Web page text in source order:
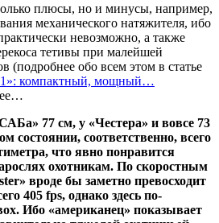
плюсы, но и минусы, например,
механического натяжителя, ибо
невозможно, а также
тетивы при малейшей
(подробнее обо всем этом в статье
1»: компактный, мощный…
77 см, у «Честера» и вовсе 73
состоянии, соответственно, всего
что явно понравится
охотникам. По скоростным
вроде бы заметно превосходит
405 fps, однако здесь по-
Ибо «американец» показывает